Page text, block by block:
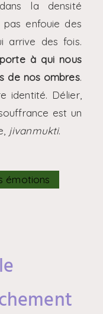
la densité
pas enfouie des
arrive des fois.
à qui nous
de nos ombres.
identité. Délier,
est un
jivanmukti.